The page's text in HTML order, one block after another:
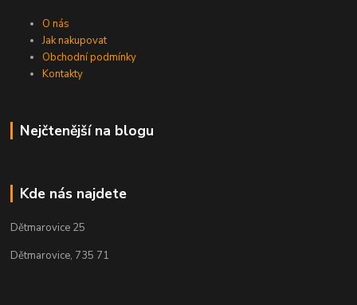
O nás
Jak nakupovat
Obchodní podmínky
Kontakty
Nejčtenější na blogu
Kde nás najdete
Dětmarovice 25
Dětmarovice, 735 71